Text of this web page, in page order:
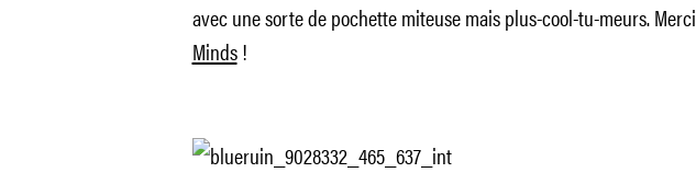
avec une sorte de pochette miteuse mais plus-cool-tu-meurs. Merci
Minds!